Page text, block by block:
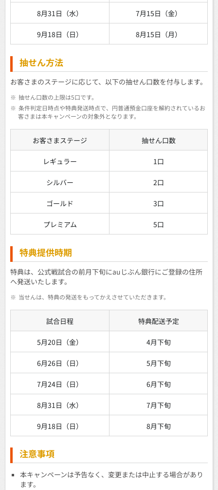
8月31日（水） 7月15日（金）
9月18日（日） 8月15日（月）
抽せん方法
お客さまのステージに応じて、以下の抽せん口数を付与します。
※ 抽せん口数の上限は5口です。
※ 条件判定日時点や特典発送時点で、円普通預金口座を解約されているお
客さまは本キャンペーンの対象外となります。
お客さまステージ 抽せん口数
レギュラー 1口
シルバー 2口
ゴールド 3口
プレミアム 5口
特典提供時期
特典は、公式戦試合の前月下旬にauじぶん銀行にご登録の住所
へ発送いたします。
※ 当せんは、特典の発送をもってかえさせていただきます。
試合日程 特典配送予定
5月20日（金） 4月下旬
6月26日（日） 5月下旬
7月24日（日） 6月下旬
8月31日（水） 7月下旬
9月18日（日） 8月下旬
注意事項
本キャンペーンは予告なく、変更または中止する場合があり
ます。